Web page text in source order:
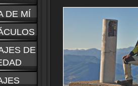
DE MÍ
DE